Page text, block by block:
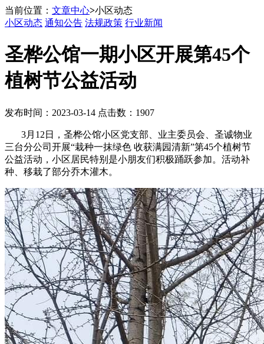
当前位置： 文章中心>小区动态
小区动态 通知公告 法规政策 行业新闻
圣桦公馆一期小区开展第45个
植树节公益活动
发布时间：2023-03-14 点击数：1907
3月12日，圣桦公馆小区党支部、业主委员会、圣诚物业
三台分公司开展“栽种一抹绿色 收获满园清新”第45个植树节
公益活动，小区居民特别是小朋友们积极踊跃参加。活动补
种、移栽了部分乔木灌木。